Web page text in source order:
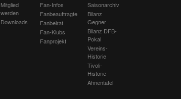
Mitglied
werden
Downloads
Fan-Infos
Fanbeauftragte
Fanbeirat
Fan-Klubs
Fanprojekt
Saisonarchiv
Bilanz
Gegner
Bilanz DFB-
Pokal
Vereins-
Historie
Tivoli-
Historie
Ahnentafel